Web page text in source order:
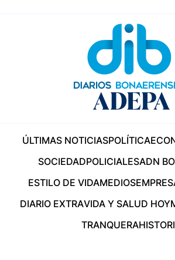
ÚLTIMAS NOTICIASPOLÍTICA
SOCIEDADPOLICIALESADN
ESTILO DE VIDAMEDIOS
DIARIO EXTRAVIDA Y SALUD HOY
TRANQUERA